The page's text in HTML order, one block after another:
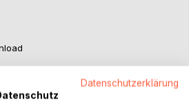
WARENKORB
Datenschutzerklärung